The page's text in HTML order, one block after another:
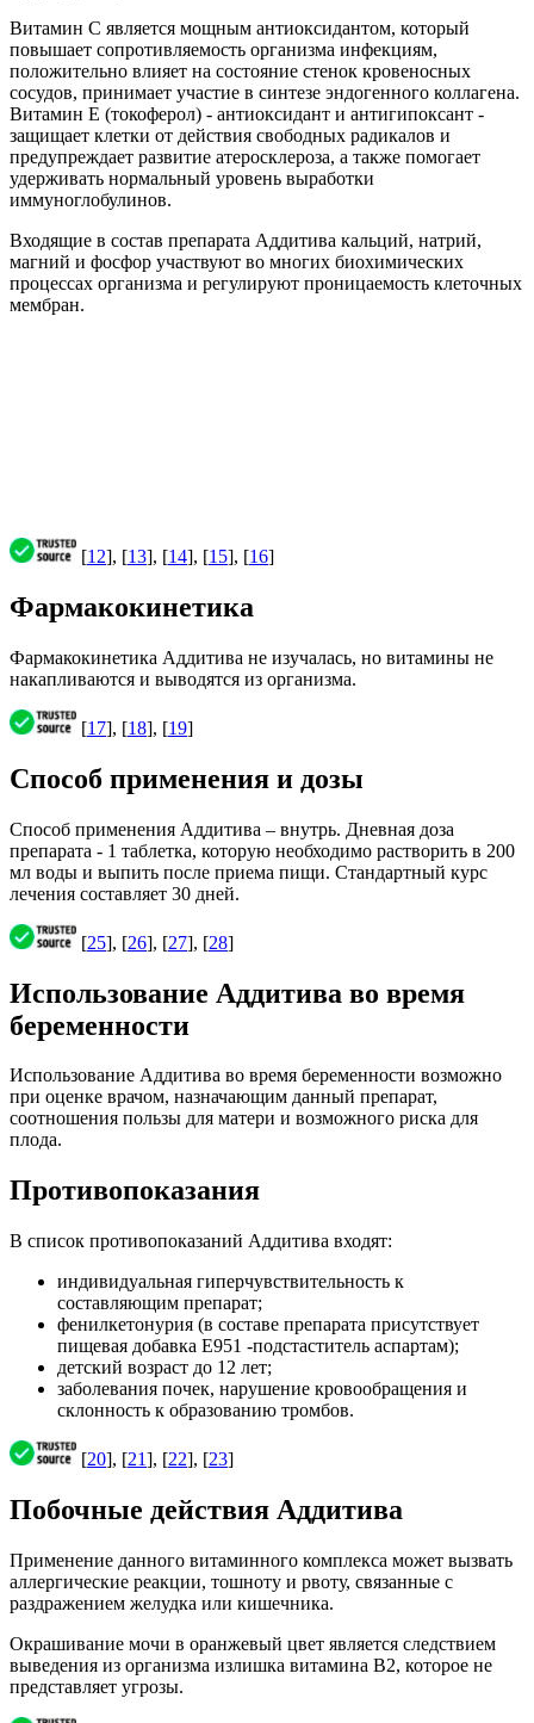
Витамин С является мощным антиоксидантом, который
повышает сопротивляемость организма инфекциям,
положительно влияет на состояние стенок кровеносных
сосудов, принимает участие в синтезе эндогенного коллагена.
Витамин Е (токоферол) - антиоксидант и антигипоксант -
защищает клетки от действия свободных радикалов и
предупреждает развитие атеросклероза, а также помогает
удерживать нормальный уровень выработки
иммуноглобулинов.
Входящие в состав препарата Аддитива кальций, натрий,
магний и фосфор участвуют во многих биохимических
процессах организма и регулируют проницаемость клеточных
мембран.
[12], [13], [14], [15], [16]
Фармакокинетика
Фармакокинетика Аддитива не изучалась, но витамины не
накапливаются и выводятся из организма.
[17], [18], [19]
Способ применения и дозы
Способ применения Аддитива – внутрь. Дневная доза
препарата - 1 таблетка, которую необходимо растворить в 200
мл воды и выпить после приема пищи. Стандартный курс
лечения составляет 30 дней.
[25], [26], [27], [28]
Использование Аддитива во время
беременности
Использование Аддитива во время беременности возможно
при оценке врачом, назначающим данный препарат,
соотношения пользы для матери и возможного риска для
плода.
Противопоказания
В список противопоказаний Аддитива входят:
индивидуальная гиперчувствительность к
составляющим препарат;
фенилкетонурия (в составе препарата присутствует
пищевая добавка E951 -подстаститель аспартам);
детский возраст до 12 лет;
заболевания почек, нарушение кровообращения и
склонность к образованию тромбов.
[20], [21], [22], [23]
Побочные действия Аддитива
Применение данного витаминного комплекса может вызвать
аллергические реакции, тошноту и рвоту, связанные с
раздражением желудка или кишечника.
Окрашивание мочи в оранжевый цвет является следствием
выведения из организма излишка витамина В2, которое не
представляет угрозы.